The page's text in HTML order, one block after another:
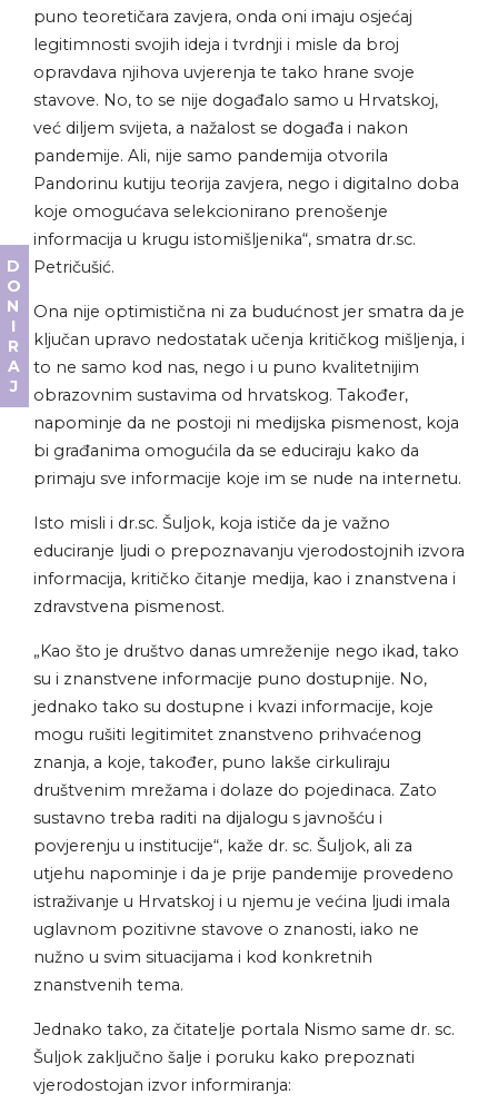
puno teoretičara zavjera, onda oni imaju osjećaj
legitimnosti svojih ideja i tvrdnji i misle da broj
opravdava njihova uvjerenja te tako hrane svoje
stavove. No, to se nije događalo samo u Hrvatskoj,
već diljem svijeta, a nažalost se događa i nakon
pandemije. Ali, nije samo pandemija otvorila
Pandorinu kutiju teorija zavjera, nego i digitalno doba
koje omogućava selekcionirano prenošenje
informacija u krugu istomišljenika“, smatra dr.sc.
Petričušić.
Ona nije optimistična ni za budućnost jer smatra da je
ključan upravo nedostatak učenja kritičkog mišljenja, i
to ne samo kod nas, nego i u puno kvalitetnijim
obrazovnim sustavima od hrvatskog. Također,
napominje da ne postoji ni medijska pismenost, koja
bi građanima omogućila da se educiraju kako da
primaju sve informacije koje im se nude na internetu.
Isto misli i dr.sc. Šuljok, koja ističe da je važno
educiranje ljudi o prepoznavanju vjerodostojnih izvora
informacija, kritičko čitanje medija, kao i znanstvena i
zdravstvena pismenost.
„Kao što je društvo danas umreženije nego ikad, tako
su i znanstvene informacije puno dostupnije. No,
jednako tako su dostupne i kvazi informacije, koje
mogu rušiti legitimitet znanstveno prihvaćenog
znanja, a koje, također, puno lakše cirkuliraju
društvenim mrežama i dolaze do pojedinaca. Zato
sustavno treba raditi na dijalogu s javnošću i
povjerenju u institucije“, kaže dr. sc. Šuljok, ali za
utjehu napominje i da je prije pandemije provedeno
istraživanje u Hrvatskoj i u njemu je većina ljudi imala
uglavnom pozitivne stavove o znanosti, iako ne
nužno u svim situacijama i kod konkretnih
znanstvenih tema.
Jednako tako, za čitatelje portala Nismo same dr. sc.
Šuljok zaključno šalje i poruku kako prepoznati
vjerodostojan izvor informiranja:
DONIRAJ